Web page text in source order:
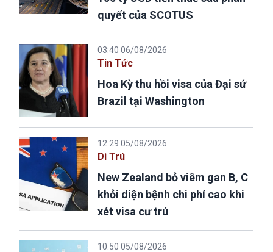
quyết của SCOTUS
03:40 06/08/2026
Tin Tức
Hoa Kỳ thu hồi visa của Đại sứ
Brazil tại Washington
12:29 05/08/2026
Di Trú
New Zealand bỏ viêm gan B, C
khỏi diện bệnh chi phí cao khi
xét visa cư trú
10:50 05/08/2026